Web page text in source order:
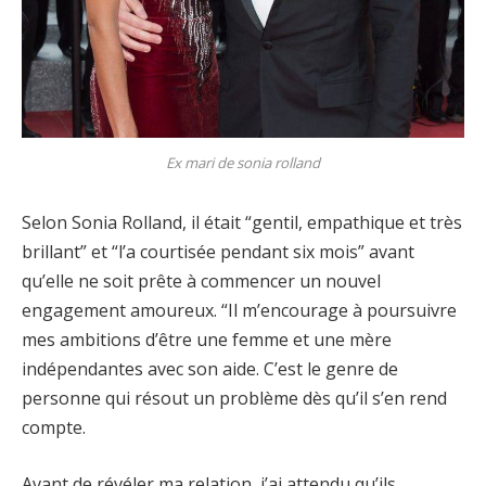
Ex mari de sonia rolland
Selon Sonia Rolland, il était “gentil, empathique et très
brillant” et “l’a courtisée pendant six mois” avant
qu’elle ne soit prête à commencer un nouvel
engagement amoureux. “Il m’encourage à poursuivre
mes ambitions d’être une femme et une mère
indépendantes avec son aide. C’est le genre de
personne qui résout un problème dès qu’il s’en rend
compte.